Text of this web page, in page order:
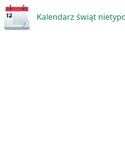
Kalendarz świąt